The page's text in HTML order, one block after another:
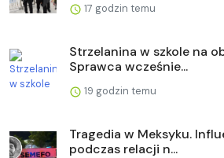
17 godzin temu
Strzelanina w szkole na
Sprawca wcześnie...
19 godzin temu
Tragedia w Meksyku.
podczas relacji n...